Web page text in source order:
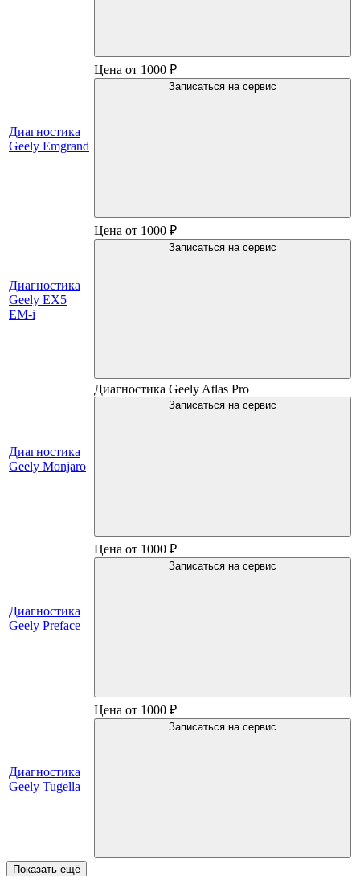
Диагностика
Geely Emgrand
Цена от 1000 ₽
Записаться на сервис
Диагностика
Geely EX5
EM-i
Цена от 1000 ₽
Записаться на сервис
Диагностика
Geely Monjaro
Диагностика Geely Atlas Pro
Записаться на сервис
Диагностика
Geely Preface
Цена от 1000 ₽
Записаться на сервис
Диагностика
Geely Tugella
Цена от 1000 ₽
Записаться на сервис
Показать ещё